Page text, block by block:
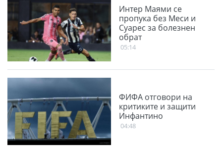
Интер Маями се
пропука без Меси и
Суарес за болезнен
обрат
05:14
ФИФА отговори на
критиките и защити
Инфантино
04:48